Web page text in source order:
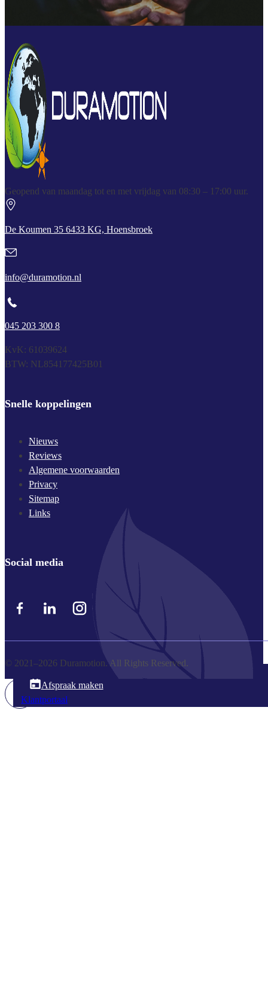
Afspraak maken
Klantportaal
Geopend van maandag tot en met vrijdag van 08:30 – 17:00 uur.
De Koumen 35 6433 KG, Hoensbroek
info@duramotion.nl
045 203 300 8
KvK: 61039624
BTW: NL854177425B01
Snelle koppelingen
Nieuws
Reviews
Algemene voorwaarden
Privacy
Sitemap
Links
Social media
© 2021–2026 Duramotion. All Rights Reserved.